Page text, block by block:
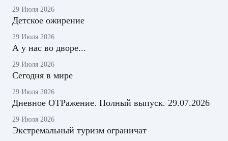
29 Июля 2026
Детское ожирение
29 Июля 2026
А у нас во дворе...
29 Июля 2026
Сегодня в мире
29 Июля 2026
Дневное ОТРажение. Полный выпуск. 29.07.2026
29 Июля 2026
Экстремальный туризм ограничат